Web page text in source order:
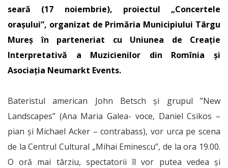
seară (17 noiembrie), proiectul „Concertele
orașului”, organizat de Primăria Municipiului Târgu
Mureș în parteneriat cu Uniunea de Creație
Interpretativă a Muzicienilor din Romînia și
Asociația Neumarkt Events.
Bateristul american John Betsch și grupul ”New
Landscapes” (Ana Maria Galea- voce, Daniel Csikos –
pian și Michael Acker – contrabass), vor urca pe scena
de la Centrul Cultural „Mihai Eminescu”, de la ora 19.00.
O oră mai târziu, spectatorii îl vor putea vedea și